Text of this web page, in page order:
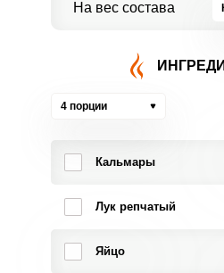
На вес состава
4 порции
Кальмары
Лук репчатый
Яйцо